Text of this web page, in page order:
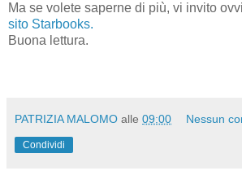
Ma se volete saperne di più, vi invito
sito Starbooks.
Buona lettura.
PATRIZIA MALOMO alle 09:00 Nessun
Condividi